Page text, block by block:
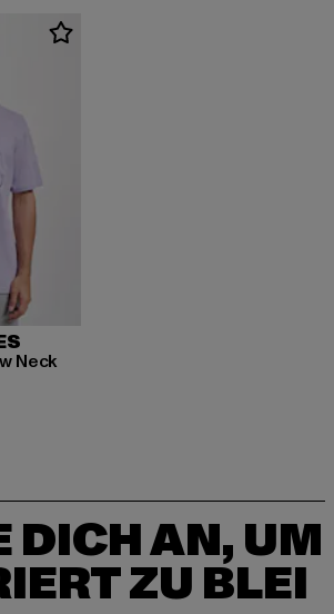
Neck
EUR 34,99 EUR
DICH AN, UM
ZU BLEI